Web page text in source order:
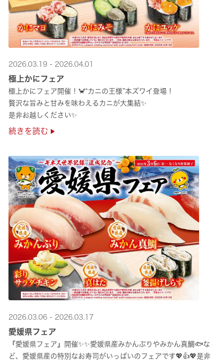
2026.03.19 - 2026.04.01
極上かにフェア
極上かにフェア開催！🦀“カニの王様”本ズワイ登場！
贅沢な旨みと甘みを味わえるカニが大集結✨
是非お越しください✨
続きを読む
2026.03.06 - 2026.03.17
愛媛県フェア
『愛媛県フェア』開催✨✨愛媛県産みかんぶりやみかん真鯛🐟な
ど、愛媛県産の特別なお寿司がいっぱいのフェアです💖👍💖是非